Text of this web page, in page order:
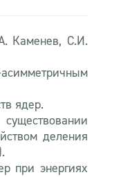
Каменев, С.И.
ядер.
деления
при энергиях